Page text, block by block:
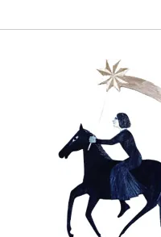
洋服作家
陶芸・ガラス作家
人形・ぬいぐる
雑貨
洋服
うつわ
紙もの・ステー